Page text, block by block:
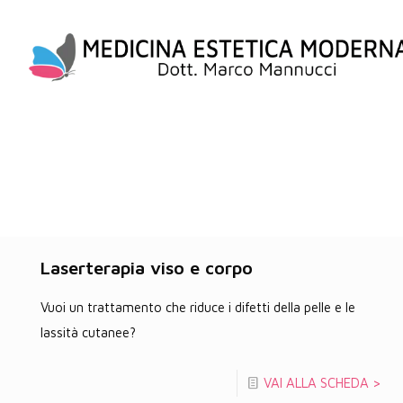
Laserterapia viso e corpo
Vuoi un trattamento che riduce i difetti della pelle e le
lassità cutanee?
VAI ALLA SCHEDA >